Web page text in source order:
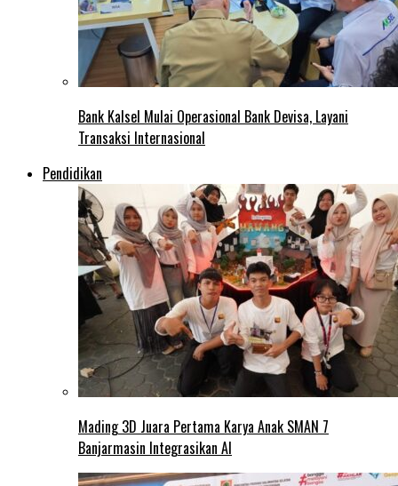
Bank Kalsel Mulai Operasional Bank Devisa, Layani
Transaksi Internasional
Pendidikan
Mading 3D Juara Pertama Karya Anak SMAN 7
Banjarmasin Integrasikan AI